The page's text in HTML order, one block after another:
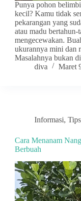
Punya pohon
kecil? Kamu tidak
pekarangan yang
atau madu
mengecewakan.
ukurannya mini dan
Masalahnya bukan
diva
Maret
Informasi, Tips
Cara Menanam
Berbuah